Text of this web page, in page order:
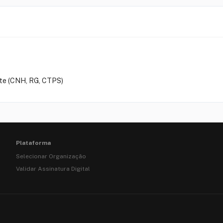
(CNH, RG, CTPS)
Plataforma
Selecionar Organização
Validar Assinatura Digital